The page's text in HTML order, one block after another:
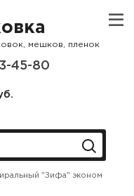
мешков, пленок
45-80
"Зифа" эконом